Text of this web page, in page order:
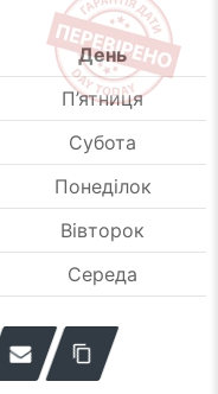
День
П’ятниця
Субота
Понеділок
Вівторок
Середа